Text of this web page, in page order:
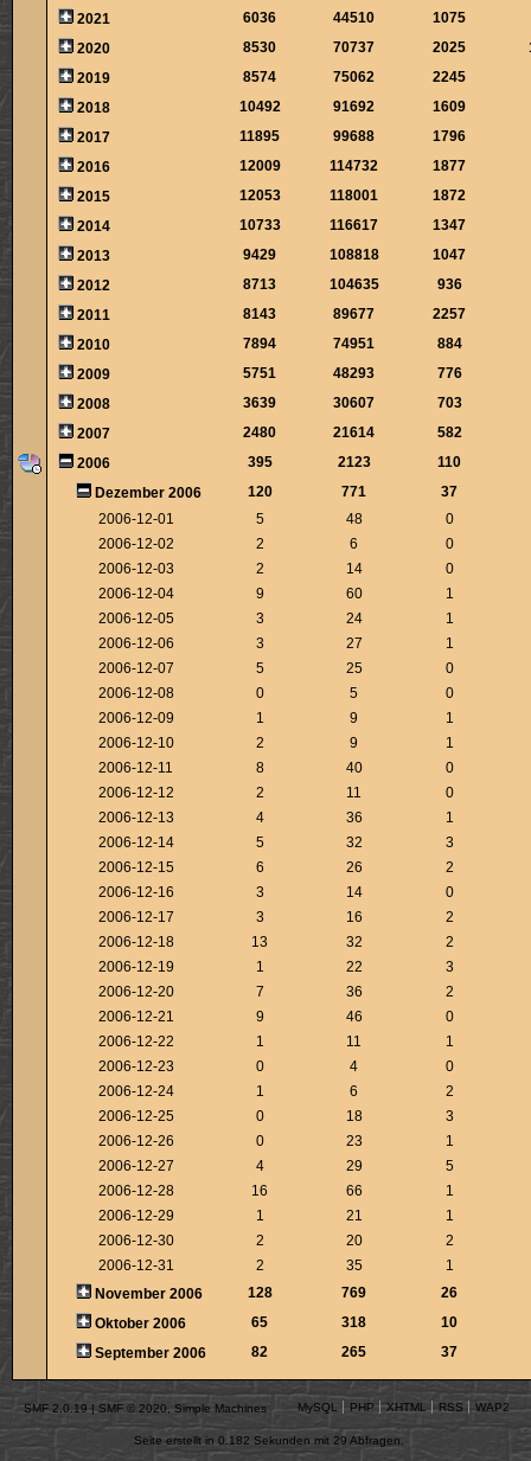
2021 6036 44510
1075
2020
8530 70737 2025
2019
8574 75062
2245
2018
10492 91692
1609
2017
11895 99688
1796
2016
12009 114732
1877
2015
12053 118001
1872
2014
10733 116617
1347
2013
9429 108818
1047
2012
8713 104635
936
2011
8143 89677
2257
2010
7894 74951
884
2009
5751 48293
776
2008
3639 30607
703
2007
2480 21614
582
2006
395 2123
110
Dezember 2006
120 771
37
2006-12-01
5 48
0
2006-12-02
2 6
0
2006-12-03
2 14
0
2006-12-04
9 60
1
2006-12-05
3 24
1
2006-12-06
3 27
1
2006-12-07
5 25
0
2006-12-08
0 5
0
2006-12-09
1 9
1
2006-12-10
2 9
1
2006-12-11
8 40
0
2006-12-12
2 11
0
2006-12-13
4 36
1
2006-12-14
5 32
3
2006-12-15
6 26
2
2006-12-16
3 14
0
2006-12-17
3 16
2
2006-12-18
13 32
2
2006-12-19
1 22
3
2006-12-20
7 36
2
2006-12-21
9 46
0
2006-12-22
1 11
1
2006-12-23
0 4
0
2006-12-24
1 6
2
2006-12-25
0 18
3
2006-12-26
0 23
1
2006-12-27
4 29
5
2006-12-28
16 66
1
2006-12-29
1 21
1
2006-12-30
2 20
2
2006-12-31
2 35
1
November 2006
128 769
26
Oktober 2006
65 318
10
September 2006
82 265 37
SMF 2.0.19| SMF © 2020,Simple Machines MySQL PHP XHTML RSS WAP2
Seite erstellt in 0.182 Sekunden mit 29 Abfragen.